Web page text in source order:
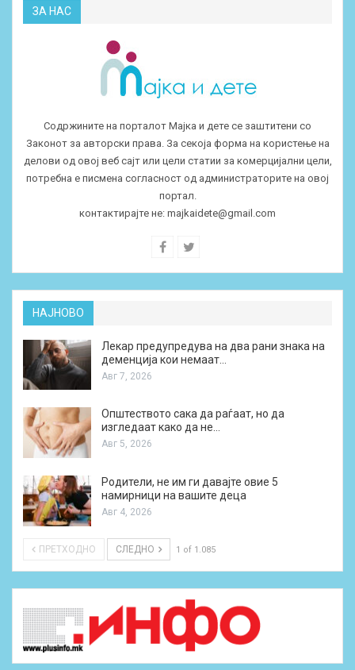
ЗА НАС
Содржините на порталот Мајка и дете се заштитени со
Законот за авторски права. За секоја форма на користење на
делови од овој веб сајт или цели статии за комерцијални цели,
потребна е писмена согласност од администраторите на овој
портал.
контактирајте не: majkaidete@gmail.com
НАЈНОВО
Лекар предупредува на два рани знака на
деменција кои немаат…
Авг 7, 2026
Општеството сака да раѓаат, но да
изгледаат како да не…
Авг 5, 2026
Родители, не им ги давајте овие 5
намирници на вашите деца
Авг 4, 2026
ПРЕТХОДНО СЛЕДНО 1 of 1.085